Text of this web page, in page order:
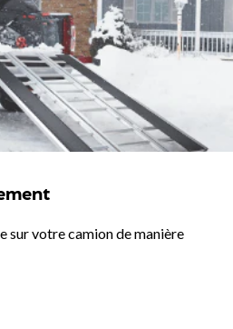
sur votre camion de manière